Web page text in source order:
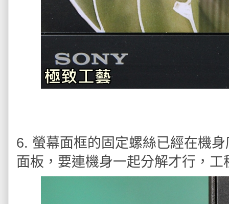
6. 螢幕面框的固定螺絲已經在機
面板，要連機身一起分解才行，工